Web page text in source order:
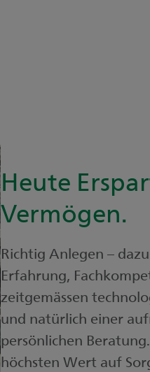
Heute
Vermögen.
Richtig Anlegen –
Erfahrung,
zeitgemässen
und natürlich einer
persönlichen
höchsten Wert auf